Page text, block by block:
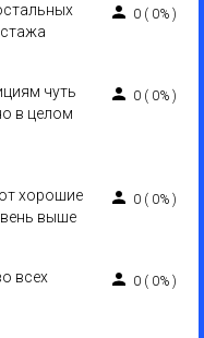
0 ( 0% )
чуть
в целом
0 ( 0% )
хорошие
выше
0 ( 0% )
всех
0 ( 0% )